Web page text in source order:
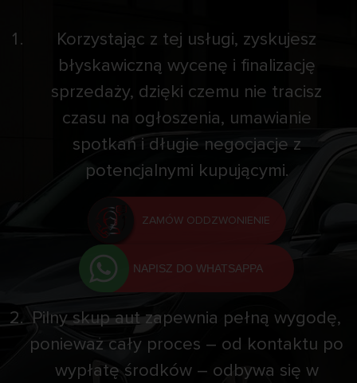
Korzystając z tej usługi, zyskujesz
błyskawiczną wycenę i finalizację
sprzedaży, dzięki czemu nie tracisz
czasu na ogłoszenia, umawianie
spotkań i długie negocjacje z
potencjalnymi kupującymi.
ZAMÓW ODDZWONIENIE
NAPISZ DO WHATSAPPA
Pilny skup aut zapewnia pełną wygodę,
ponieważ cały proces – od kontaktu po
wypłatę środków – odbywa się w